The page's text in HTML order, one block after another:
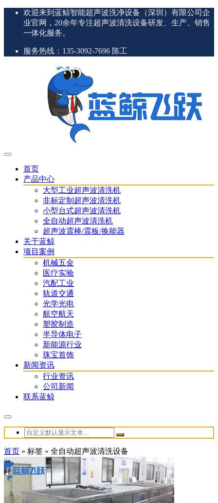
欢迎来到蓝鲸智能超声波洗净设备（深圳）有限公司企
业官网，20余年专注超声波清洗设备研发、生产、销售
一体化服务。
服务热线：135-3092-7696 陈工
首页
产品中心
大型工业超声波清洗机
非标定制超声波清洗机
小型台式超声波清洗机
全自动超声波清洗机
超声波震棒/震板/换能器
关于蓝鲸
项目案例
机械五金
医疗实验
汽配工业
轨道交通
光学光电
航空航天
塑胶制造
半导体电子
新能源行业
珠宝首饰
新闻资讯
行业资讯
公司新闻
联系蓝鲸
首页 » 标签 » 全自动超声波清洗设备